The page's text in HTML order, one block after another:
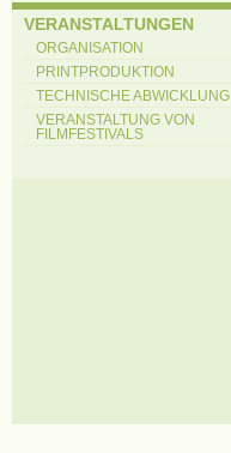
VERANSTALTUNGEN
ORGANISATION
PRINTPRODUKTION
TECHNISCHE ABWICKLUNG
VERANSTALTUNG VON
FILMFESTIVALS